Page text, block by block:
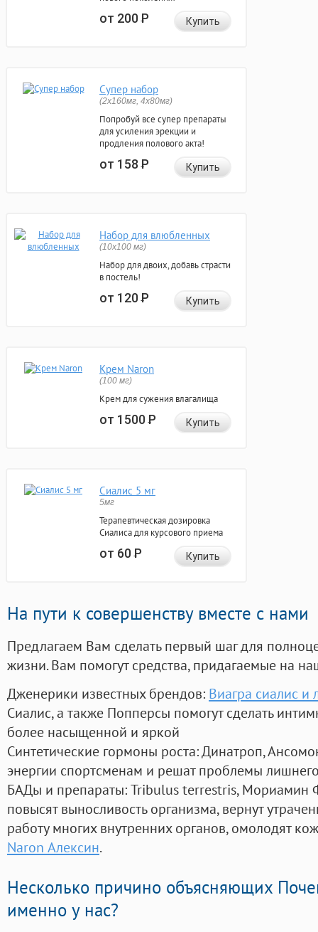
от 200Р Купить
Супер набор
(2х160мг, 4х80мг)
Попробуй все супер препараты
для усиления эрекции и
продления полового акта!
от 158Р Купить
Набор для влюбленных
(10х100 мг)
Набор для двоих, добавь страсти
в постель!
от 120Р Купить
Крем Naron
(100 мг)
Крем для сужения влагалища
от 1500Р Купить
Сиалис 5 мг
5мг
Терапевтическая дозировка
Сиалиса для курсового приема
от 60Р Купить
На пути к совершенству вместе с нами
Предлагаем Вам сделать первый шаг для
жизни. Вам помогут средства, придагаемые на
Дженерики известных брендов: Виагра сиалис и
Сиалис, а также Попперсы помогут сделать
более насыщенной и яркой
Синтетические гормоны роста: Динатроп,
энергии спортсменам и решат проблемы
БАДы и препараты:Tribulus terrestris, Мориамин
повысят выносливость организма, вернут
работу многих внутренних органов, омолодят
Naron Алексин.
Несколько причино объясняющих
именно у нас?